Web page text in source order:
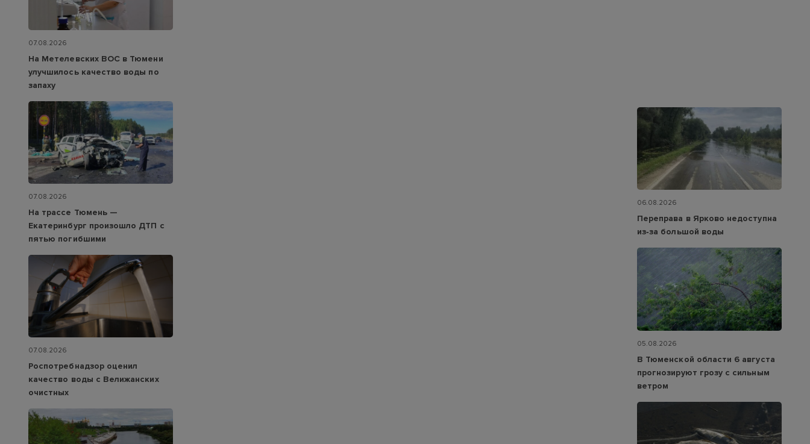
07.08.2026
На Метелевских ВОС в Тюмени
улучшилось качество воды по
запаху
07.08.2026
На трассе Тюмень —
Екатеринбург произошло ДТП с
пятью погибшими
07.08.2026
Роспотребнадзор оценил
качество воды с Велижанских
очистных
06.08.2026
Переправа в Ярково недоступна
из‑за большой воды
05.08.2026
В Тюменской области 6 августа
прогнозируют грозу с сильным
ветром